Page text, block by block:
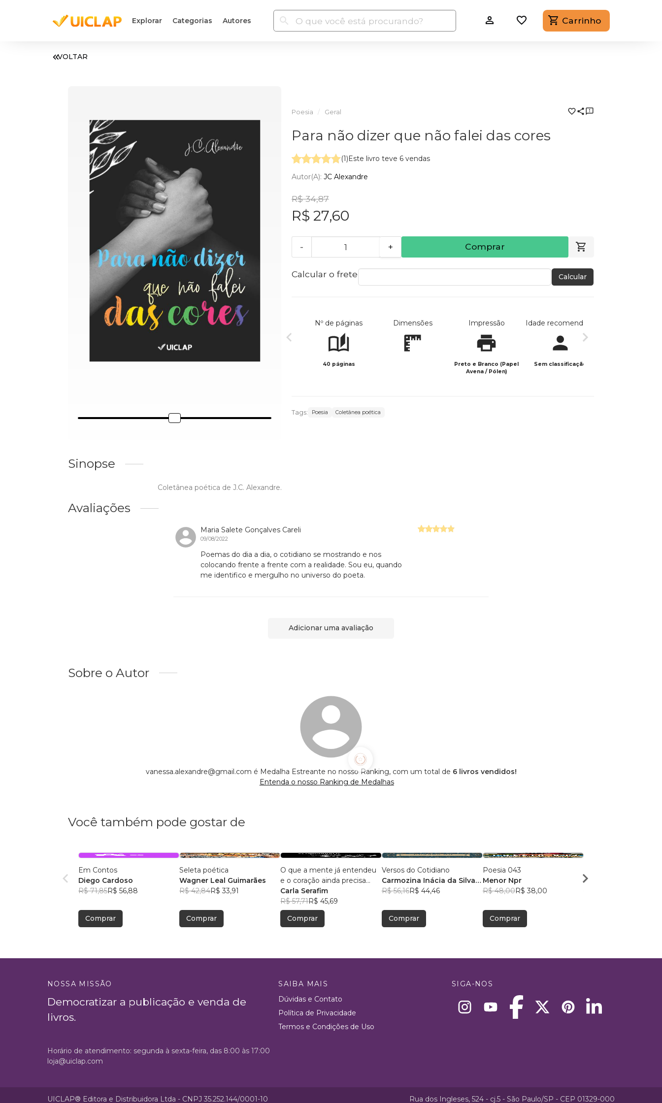
Explorar Categorias Autores Carrinho
VOLTAR
Poesia Geral
Para não dizer que não falei das cores
(1)Este livro teve 6 vendas
Autor(a): JC Alexandre
R$ 34,87
R$ 27,60
- + Comprar
Calcular o frete Calcular
Nº de páginas
40 páginas
Dimensões Impressão
Preto e Branco (Papel
Avena / Pólen)
Idade recomendada
Sem classificação
Tags: Poesia Coletânea poética
Sinopse
Coletânea poética de J.C. Alexandre.
Avaliações
Maria Salete Gonçalves Careli
09/08/2022
Poemas do dia a dia, o cotidiano se mostrando e nos
colocando frente a frente com a realidade. Sou eu, quando
me identifico e mergulho no universo do poeta.
Adicionar uma avaliação
Sobre o Autor
vanessa.alexandre@gmail.com é Medalha Estreante no nosso Ranking, com um total de 6 livros vendidos!
Entenda o nosso Ranking de Medalhas
Você também pode gostar de
Em Contos
Diego Cardoso
R$ 71,85R$ 56,88
Comprar
Seleta poética
Wagner Leal Guimarães
R$ 42,84R$ 33,91
Comprar
O que a mente já entendeu
e o coração ainda precisa
aceitar
Carla Serafim
R$ 57,71R$ 45,69
Comprar
Versos do Cotidiano
Carmozina Inácia da Silva
Rodrigues
R$ 56,16R$ 44,46
Comprar
Poesia 043
Menor Npr
R$ 48,00R$ 38,00
Comprar
Victor Sousa Silva
NOSSA MISSÃO
Democratizar a publicação e venda de
livros.
SAIBA MAIS
Dúvidas e Contato
Política de Privacidade
Termos e Condições de Uso
SIGA-NOS
Horário de atendimento: segunda à sexta-feira, das 8:00 às 17:00
loja@uiclap.com
UICLAP® Editora e Distribuidora Ltda - CNPJ 35.252.144/0001-10 Rua dos Ingleses, 524 - cj.5 - São Paulo/SP - CEP 01329-000